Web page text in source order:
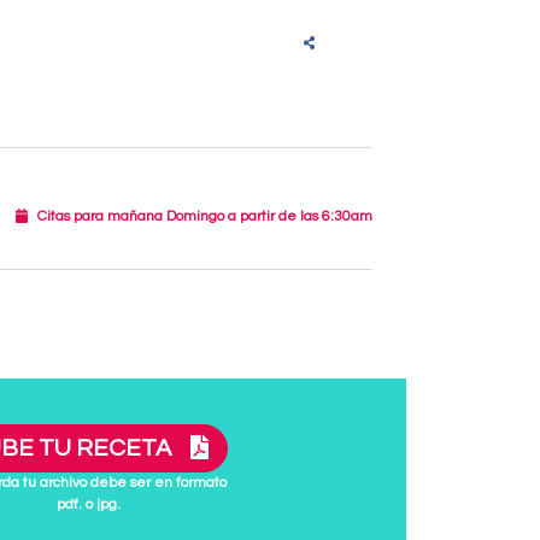
Citas para mañana Domingo a partir de las 6:30am
TU RECETA
tu archivo debe ser en formato
pdf. o jpg.